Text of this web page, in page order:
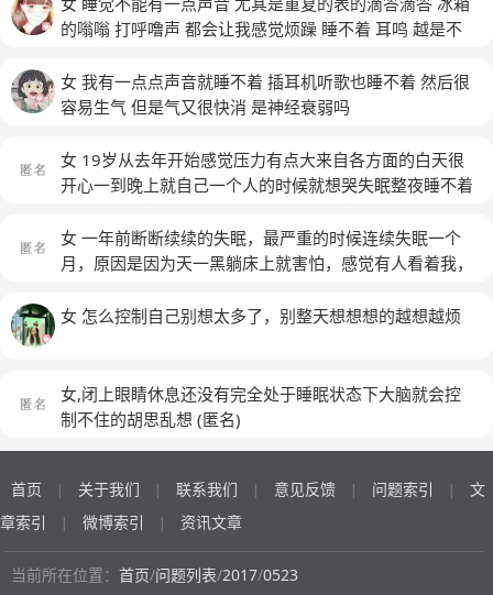
反应过这个问题也好了一点但是舍友不能每次都照顾你的
觉是我自己有问题持续了很长一段时间现在导致我对声音
特别敏感就喜欢安静的环境一有人吵我就很容易烦躁生气
担忧我以后怎么办工作也要住宿舍而且现在我睡觉也不能
有声音吵我我也不敢去看医生我妈也不理解我非常希望有
的嗡嗡 打呼噜声 都会让我感觉烦躁 睡不着 耳鸣 越是不
女 我有一点点声音就睡不着 插耳机听歌也睡不着 然后很
容易生气 但是气又很快消 是神经衰弱吗
女 19岁从去年开始感觉压力有点大来自各方面的白天很
开心一到晚上就自己一个人的时候就想哭失眠整夜睡不着
左右就听声音也睡不着了最近一个多月每天5点左右自己
就醒了醒了以后就睡不着了是什么原因(匿名)
女 一年前断断续续的失眠，最严重的时候连续失眠一个
月，原因是因为天一黑躺床上就害怕，感觉有人看着我，
家了，没怎么失眠了，后面隔壁男的随时带女的来做男女
严重了，逼自己睡越睡越清醒，怎么办要崩溃了(匿名)
女 怎么控制自己别想太多了，别整天想想想的越想越烦
女,闭上眼睛休息还没有完全处于睡眠状态下大脑就会控
制不住的胡思乱想 (匿名)
首页 | 关于我们 | 联系我们 | 意见反馈 | 问题索引 |
文
章索引
| 微博索引 | 资讯文章
当前所在位置： 首页/问题列表/2017/0523